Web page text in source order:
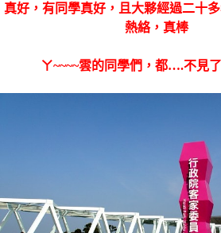
真好，有同學真好，且大夥經過二十
熱絡，真棒
ㄚ~~~~雲的同學們，都….不見